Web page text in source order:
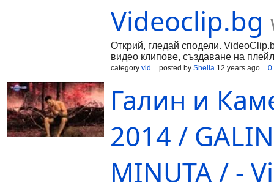
Videoclip.bg
Открий, гледай сподели.
видео клипове, създаване на
category vid posted by Shella 12 years ago 0
Галин и
2014 /
MINUTA / -